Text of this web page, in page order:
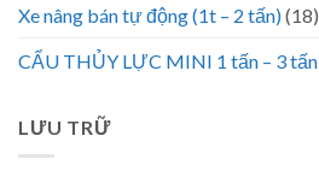
Xe nâng bán tự động (1t – 2 tấn)(18)
CẨU THỦY LỰC MINI 1 tấn – 3 tấn
LƯU TRỮ